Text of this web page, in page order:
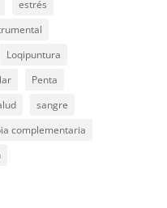
estrés
Loqipuntura
Penta
sangre
complementaria